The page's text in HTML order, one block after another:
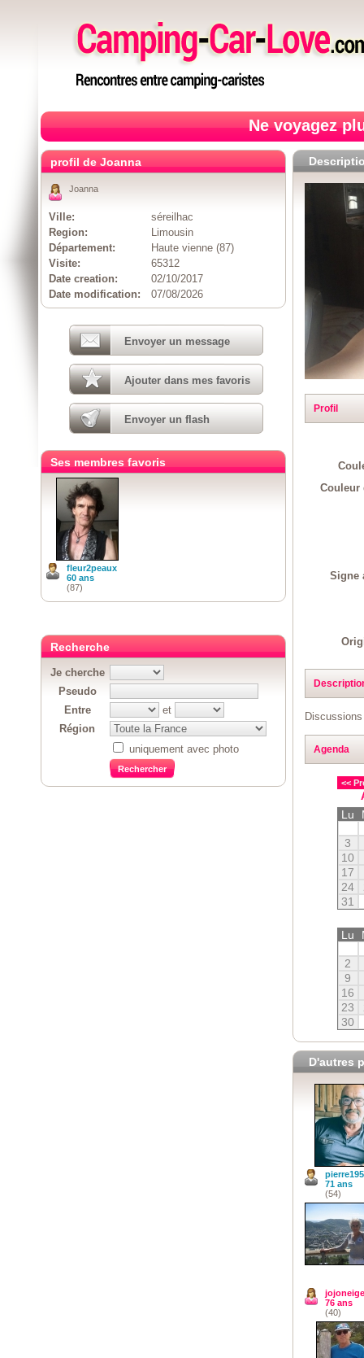
Ne voyagez
Profil
Couleur
Signe
Agenda
<<
Lu
3
10
17
24
31
Lu
2
9
16
23
30
D'autres
71 ans
(54)
jojoneige
76 ans
(40)
profil de Joanna
Joanna
Ville:
séreilhac
Region:
Limousin
Département:
Haute vienne (87)
Visite:
65312
Date creation:
02/10/2017
Date modification:
07/08/2026
Envoyer un message
Ajouter dans mes favoris
Envoyer un flash
Ses membres favoris
fleur2peaux
60 ans
(87)
Recherche
Je cherche
Pseudo
Entre
et
Région
uniquement avec photo